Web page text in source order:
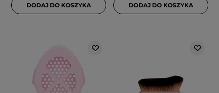
DODAJ DO KOSZYKA DODAJ DO KOSZYKA